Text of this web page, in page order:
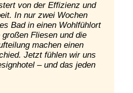
von der Effizienz und
In nur zwei Wochen
Bad in einen Wohlfühlort
Fliesen und die
machen einen
Jetzt fühlen wir uns
– und das jeden